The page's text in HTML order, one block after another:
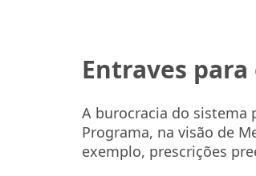
Entraves
A burocracia do sistema
Programa, na visão de
exemplo, prescrições